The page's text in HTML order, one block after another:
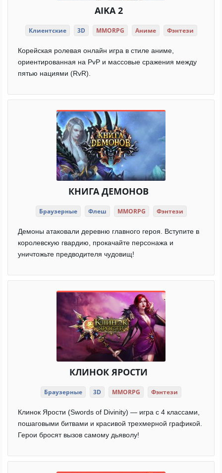
AIKA 2
Клиентские 3D MMORPG Аниме Фэнтези
Корейская ролевая онлайн игра в стиле аниме,
ориентированная на PvP и массовые сражения между
пятью нациями (RvR).
КНИГА ДЕМОНОВ
Браузерные Флеш MMORPG Фэнтези
Демоны атаковали деревню главного героя. Вступите в
королевскую гвардию, прокачайте персонажа и
уничтожьте предводителя чудовищ!
КЛИНОК ЯРОСТИ
Браузерные 3D MMORPG Фэнтези
Клинок Ярости (Swords of Divinity) — игра с 4 классами,
пошаговыми битвами и красивой трехмерной графикой.
Герои бросят вызов самому дьяволу!